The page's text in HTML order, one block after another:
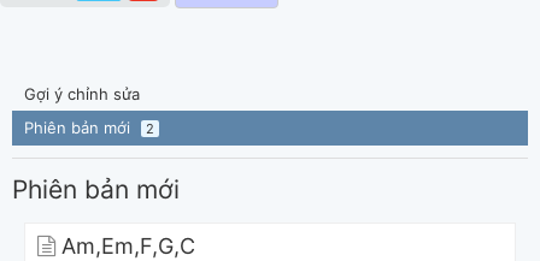
Khóa học
Tắt quảng cáo
Gợi ý chỉnh sửa
Phiên bản mới
2
Phiên bản mới
Am,Em,F,G,C